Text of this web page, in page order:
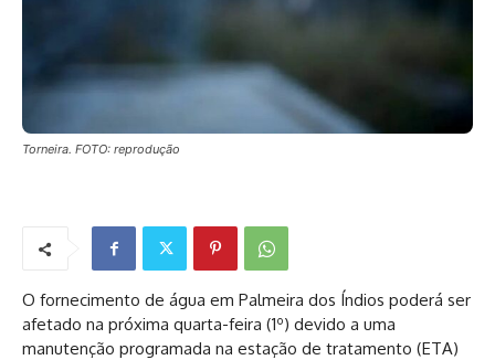
Torneira. FOTO: reprodução
O fornecimento de água em Palmeira dos Índios poderá ser
afetado na próxima quarta-feira (1º) devido a uma
manutenção programada na estação de tratamento (ETA)